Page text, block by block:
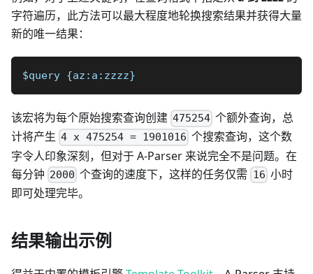
字符遍历，此方法可以最大程度地轮换搜索结果并获得大量
新的唯一结果：
$query {az:a:zzzz}
该宏将为每个原始搜索查询创建 475254 个额外查询，总
计将产生 4 x 475254 = 1901016 个搜索查询，这个数
字令人印象深刻，但对于 A-Parser 来说完全不是问题。在
每分钟 2000 个查询的速度下，这样的任务仅需 16 小时
即可处理完毕。
结果输出示例